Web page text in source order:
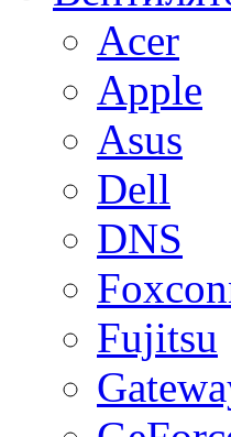
Acer
Apple
Asus
Dell
DNS
Fujitsu